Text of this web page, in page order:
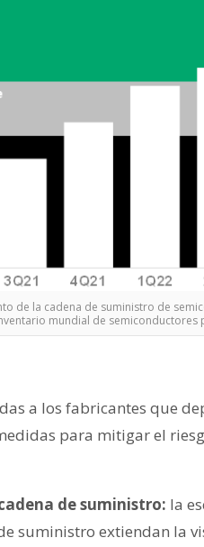
de la cadena de suministro de
mundial de semiconductores
a los fabricantes que
para mitigar el
de suministro: la
suministro extiendan la